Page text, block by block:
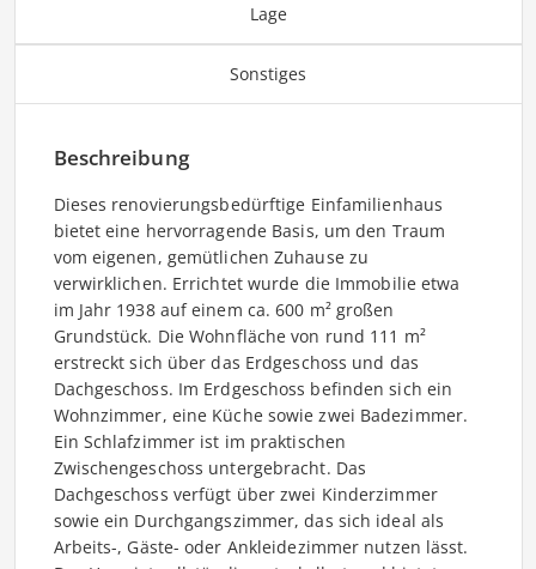
Lage
Sonstiges
Beschreibung
Dieses renovierungsbedürftige Einfamilienhaus
bietet eine hervorragende Basis, um den Traum
vom eigenen, gemütlichen Zuhause zu
verwirklichen. Errichtet wurde die Immobilie etwa
im Jahr 1938 auf einem ca. 600 m² großen
Grundstück. Die Wohnfläche von rund 111 m²
erstreckt sich über das Erdgeschoss und das
Dachgeschoss. Im Erdgeschoss befinden sich ein
Wohnzimmer, eine Küche sowie zwei Badezimmer.
Ein Schlafzimmer ist im praktischen
Zwischengeschoss untergebracht. Das
Dachgeschoss verfügt über zwei Kinderzimmer
sowie ein Durchgangszimmer, das sich ideal als
Arbeits-, Gäste- oder Ankleidezimmer nutzen lässt.